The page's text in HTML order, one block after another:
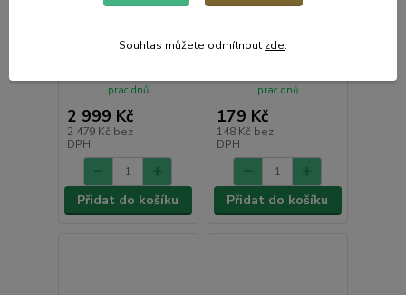
gril SENCOR
2 999 Kč
2 479 Kč bez
DPH
prac.dnů
Přidat do košíku
FIELDMANN
179 Kč
148 Kč bez
DPH
prac.dnů
Přidat do košíku
Souhlas můžete odmítnout zde.